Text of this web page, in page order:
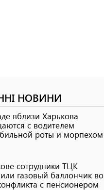
НОВИНИ
вблизи Харькова
с водителем
роты и морпехом
сотрудники ТЦК
газовый баллончик во
с пенсионером